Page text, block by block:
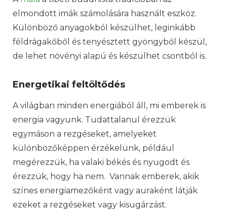
elmondott imák számolására használt eszköz.
Különböző anyagokból készülhet, leginkább
féldrágakőből és tenyésztett gyöngyből készül,
de lehet növényi alapú és készülhet csontból is.
Energetikai feltöltődés
A világban minden energiából áll, mi emberek is
energia vagyunk. Tudattalanul érezzük
egymáson a rezgéseket, amelyeket
különbözőképpen érzékelünk, például
megérezzük, ha valaki békés és nyugodt és
érezzük, hogy ha nem. Vannak emberek, akik
színes energiamezőként vagy auraként látják
ezeket a rezgéseket vagy kisugárzást.